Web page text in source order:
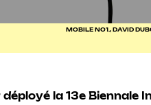
MOBILE NO1., DAVID
la 13e Biennale